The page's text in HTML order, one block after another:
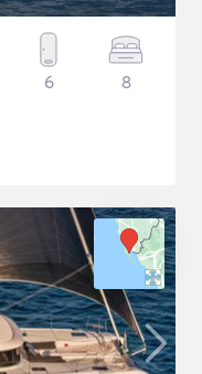
6 8